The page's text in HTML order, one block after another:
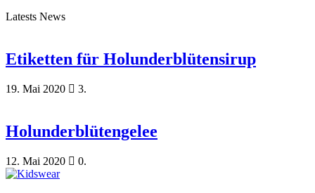
Latests News
Etiketten für Holunderblütensirup
19. Mai 2020 3.
Holunderblütengelee
12. Mai 2020 0.